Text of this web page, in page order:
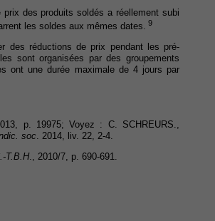
prix des produits soldés a réellement subi
les soldes aux mêmes dates. 9
des réductions de prix pendant les pré-
sont organisées par des groupements
ont une durée maximale de 4 jours par
p. 19975; Voyez : C. SCHREURS.,
soc . 2014, liv. 22, 2-4.
T.B.H., 2010/7, p. 690-691.